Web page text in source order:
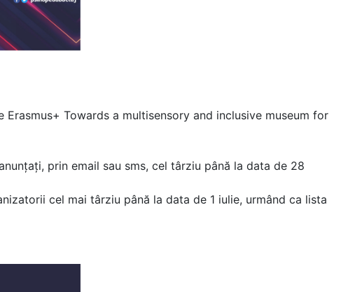
Towards a multisensory and inclusive museum for
prin email sau sms, cel târziu până la data de 28
cel mai târziu până la data de 1 iulie, urmând ca lista